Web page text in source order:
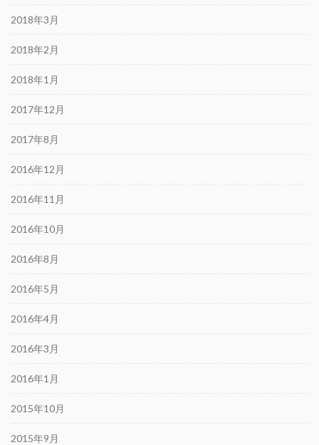
2018年3月
2018年2月
2018年1月
2017年12月
2017年8月
2016年12月
2016年11月
2016年10月
2016年8月
2016年5月
2016年4月
2016年3月
2016年1月
2015年10月
2015年9月